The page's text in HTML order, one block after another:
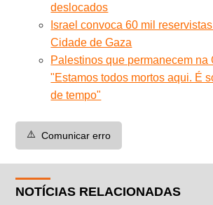
deslocados
Israel convoca 60 mil
Cidade de Gaza
Palestinos que permanecem na
"Estamos todos mortos aqui. É
de tempo"
⚠️ Comunicar erro
NOTÍCIAS RELACIONADAS